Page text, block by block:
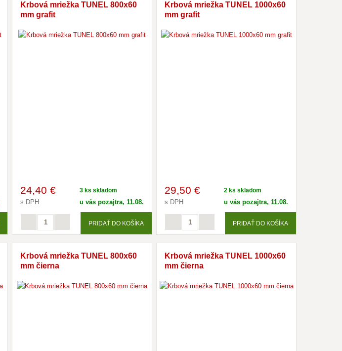
Krbová mriežka TUNEL 800x60
mm grafit
24,40 €
s DPH
3 ks skladom
u vás pozajtra, 11.08.
PRIDAŤ DO KOŠÍKA
Krbová mriežka TUNEL 1000x60
mm grafit
29,50 €
s DPH
2 ks skladom
u vás pozajtra, 11.08.
PRIDAŤ DO KOŠÍKA
Krbová mriežka TUNEL 800x60
mm čierna
Krbová mriežka TUNEL 1000x60
mm čierna